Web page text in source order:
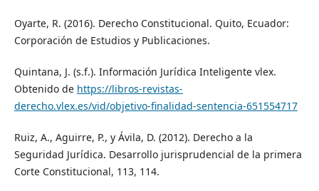
Oyarte, R. (2016). Derecho Constitucional. Quito, Ecuador:
Corporación de Estudios y Publicaciones.
Quintana, J. (s.f.). Información Jurídica Inteligente vlex.
Obtenido de https://libros-revistas-
derecho.vlex.es/vid/objetivo-finalidad-sentencia-651554717
Ruiz, A., Aguirre, P., y Ávila, D. (2012). Derecho a la
Seguridad Jurídica. Desarrollo jurisprudencial de la primera
Corte Constitucional, 113, 114.